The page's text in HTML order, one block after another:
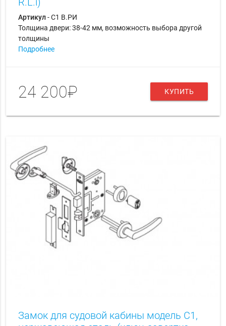
Артикул- С1 В.РИ
Толщина двери: 38-42 мм, возможность выбора другой
толщины
Подробнее
24 200₽ КУПИТЬ
Замок для судовой кабины модель C1,